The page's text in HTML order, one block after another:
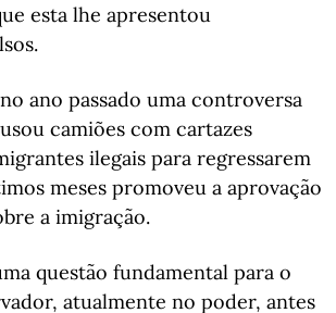
esta lhe apresentou
ano passado uma controversa
camiões com cartazes
ilegais para regressarem
meses promoveu a aprovação
a imigração.
questão fundamental para o
atualmente no poder, antes